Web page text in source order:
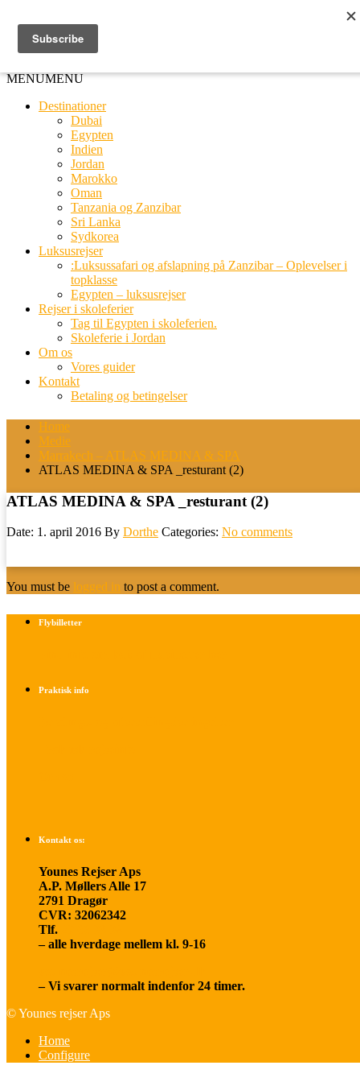
MENUMENU
Destinationer
Dubai
Egypten
Indien
Jordan
Marokko
Oman
Tanzania og Zanzibar
Sri Lanka
Sydkorea
Luksusrejser
:Luksussafari og afslapning på Zanzibar – Oplevelser i
topklasse
Egypten – luksusrejser
Rejser i skoleferier
Tag til Egypten i skoleferien.
Skoleferie i Jordan
Om os
Vores guider
Kontakt
Betaling og betingelser
Home
Medie
Marrakech – ATLAS MEDINA & SPA
ATLAS MEDINA & SPA _resturant (2)
ATLAS MEDINA & SPA _resturant (2)
Date: 1. april 2016 By Dorthe Categories: No comments
You must be logged in to post a comment.
Flybilletter
Praktisk info
Kontakt os:
Younes Rejser Aps
A.P. Møllers Alle 17
2791 Dragør
CVR: 32062342
Tlf.
– alle hverdage mellem kl. 9-16
– Vi svarer normalt indenfor 24 timer.
© Younes rejser Aps
Home
Configure